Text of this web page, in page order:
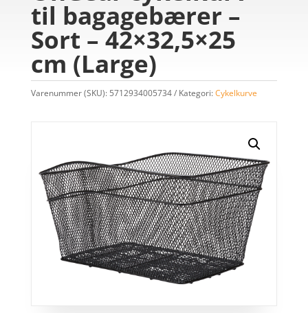
til bagagebærer –
Sort – 42×32,5×25
cm (Large)
Varenummer (SKU): 5712934005734 Kategori:Cykelkurve